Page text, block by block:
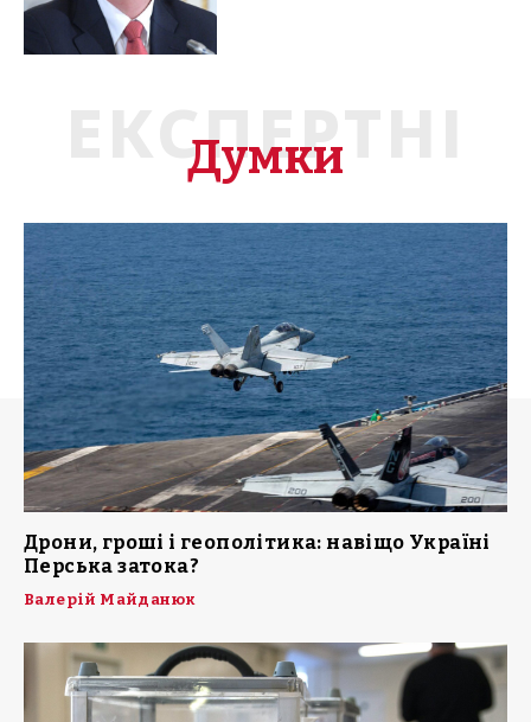
ЕКСПЕРТНІ
Думки
Дрони, гроші і геополітика: навіщо Україні
Перська затока?
Валерій Майданюк